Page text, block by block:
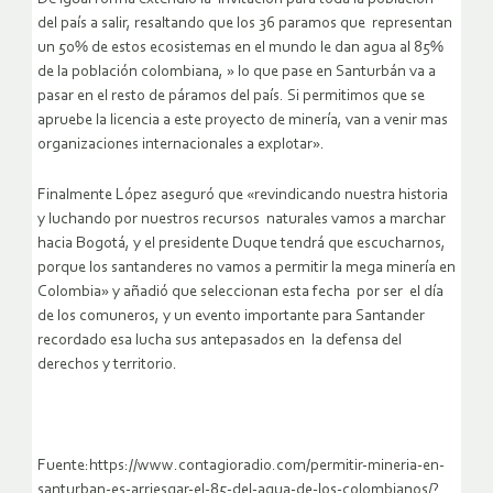
del país a salir, resaltando que los 36 paramos que representan
un 50% de estos ecosistemas en el mundo le dan agua al 85%
de la población colombiana, » lo que pase en Santurbán va a
pasar en el resto de páramos del país. Si permitimos que se
apruebe la licencia a este proyecto de minería, van a venir mas
organizaciones internacionales a explotar».
Finalmente López aseguró que «revindicando nuestra historia
y luchando por nuestros recursos naturales vamos a marchar
hacia Bogotá, y el presidente Duque tendrá que escucharnos,
porque los santanderes no vamos a permitir la mega minería en
Colombia» y añadió que seleccionan esta fecha por ser el día
de los comuneros, y un evento importante para Santander
recordado esa lucha sus antepasados en la defensa del
derechos y territorio.
Fuente:https://www.contagioradio.com/permitir-mineria-en-